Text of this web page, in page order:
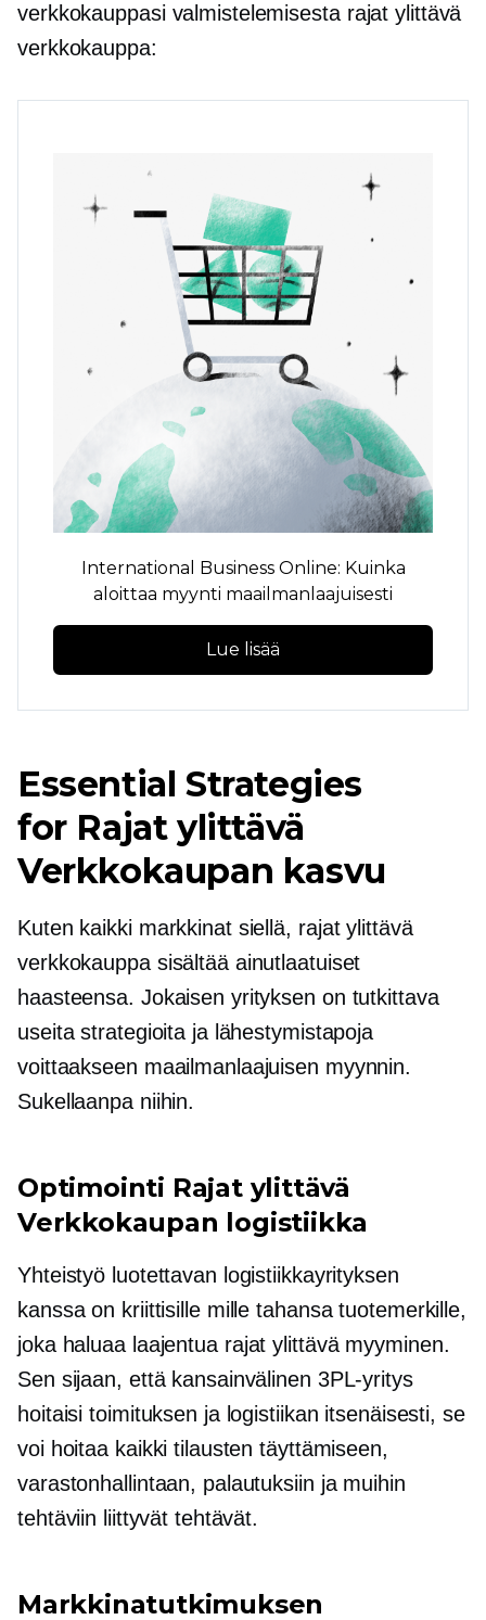
verkkokauppasi valmistelemisesta rajat ylittävä
verkkokauppa:
International Business Online: Kuinka
aloittaa myynti maailmanlaajuisesti
Lue lisää
Essential Strategies
for Rajat ylittävä
Verkkokaupan kasvu
Kuten kaikki markkinat siellä, rajat ylittävä
verkkokauppa sisältää ainutlaatuiset
haasteensa. Jokaisen yrityksen on tutkittava
useita strategioita ja lähestymistapoja
voittaakseen maailmanlaajuisen myynnin.
Sukellaanpa niihin.
Optimointi Rajat ylittävä
Verkkokaupan logistiikka
Yhteistyö luotettavan logistiikkayrityksen
kanssa on kriittisillemille tahansa tuotemerkille,
joka haluaa laajentua rajat ylittävämyyminen.
Sen sijaan, että kansainvälinen 3PL-yritys
hoitaisi toimituksen ja logistiikan itsenäisesti, se
voi hoitaa kaikki tilausten täyttämiseen,
varastonhallintaan, palautuksiin ja muihin
tehtäviin liittyvät tehtävät.
Markkinatutkimuksen